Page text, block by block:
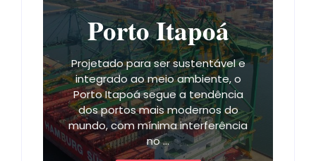
Porto Itapoá
Projetado para ser sustentável e
integrado ao meio ambiente, o
Porto Itapoá segue a tendência
dos portos mais modernos do
mundo, com mínima interferência
no ...